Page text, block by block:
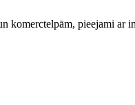
komerctelpām, pieejami